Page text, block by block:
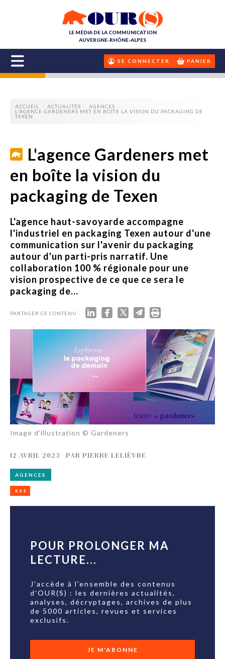
LE MÉDIA DE LA COMMUNICATION
AUVERGNE-RHÔNE-ALPES
SE CONNECTER PANIER
ACCUEIL ACTUALITÉS
AGENCES
L'AGENCE GARDENERS MET EN BOÎTE LA VISION DU PACKAGING DE
TEXEN
L'agence Gardeners met
en boîte la vision du
packaging de Texen
L'agence haut-savoyarde accompagne
l'industriel en packaging Texen autour d'une
communication sur l'avenir du packaging
autour d'un parti-pris narratif. Une
collaboration 100 % régionale pour une
vision prospective de ce que ce sera le
packaging de...
PARTAGER CE CONTENU :
Image d'illustration © Gardeners
12 AVRIL 2023- PAR PIERRE LELIÈVRE
AGENCES
RSE
POUR PROLONGER MA
LECTURE...
J'accède à l'ensemble des contenus
d'OUR(S) : les dernières actualités,
analyses, décryptages, archives de plus
de 5000 articles, revues et services
exclusifs.
JE M'ABONNE